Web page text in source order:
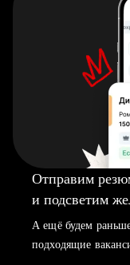
Отправим
и подсветим
А ещё будем
подходящие